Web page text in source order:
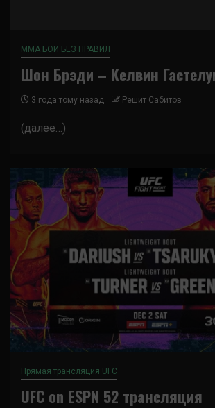
ММА БОИ БЕЗ ПРАВИЛ
Шон Брэди – Келвин
3 года тому назад Решит Сабитов
(далее…)
Прямая трансляция UFC
UFC on ESPN 52 трансляция